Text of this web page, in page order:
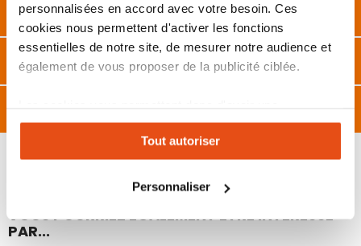
personnalisées en accord avec votre besoin. Ces
cookies nous permettent d'activer les fonctions
essentielles de notre site, de mesurer notre audience et
également de vous proposer de la publicité ciblée.
expérience personnalisée sur notre site. Vous pouvez
changer votre choix à n'importe quel moment. Refuser
tous les cookies peut limiter certaines fonctionnalités.
Tout autoriser
Personnaliser
Description
Caractéristiques
VOUS POURRIEZ ÉGALEMENT ÊTRE INTÉRESSÉ
PAR...